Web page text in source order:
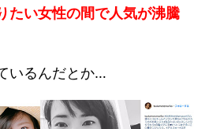
たい女性の間で人気が沸騰
いるんだとか…